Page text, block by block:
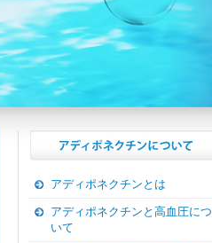
アディポネクチンとは
アディポネクチンと高血圧につ
いて